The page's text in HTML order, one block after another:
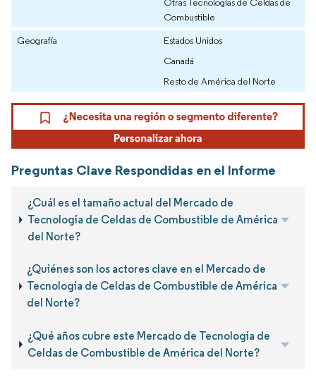
Combustible
Geografía
Estados Unidos
Canadá
Resto de América del Norte
Preguntas Clave Respondidas en el Informe
¿Cuál es el tamaño actual del Mercado de
Tecnología de Celdas de Combustible de América
del Norte?
¿Quiénes son los actores clave en el Mercado de
Tecnología de Celdas de Combustible de América
del Norte?
¿Qué años cubre este Mercado de Tecnología de
Celdas de Combustible de América del Norte?